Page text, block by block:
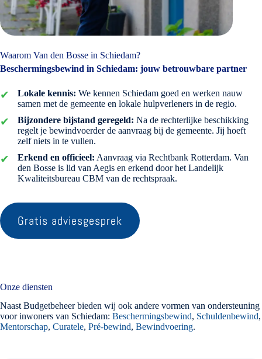
Waarom Van den Bosse in Schiedam?
Beschermingsbewind in Schiedam: jouw betrouwbare partner
Lokale kennis: We kennen Schiedam goed en werken nauw
samen met de gemeente en lokale hulpverleners in de regio.
Bijzondere bijstand geregeld: Na de rechterlijke beschikking
regelt je bewindvoerder de aanvraag bij de gemeente. Jij hoeft
zelf niets in te vullen.
Erkend en officieel: Aanvraag via Rechtbank Rotterdam. Van
den Bosse is lid van Aegis en erkend door het Landelijk
Kwaliteitsbureau CBM van de rechtspraak.
Gratis adviesgesprek
Onze diensten
Naast Budgetbeheer bieden wij ook andere vormen van ondersteuning
voor inwoners van Schiedam: Beschermingsbewind, Schuldenbewind,
Mentorschap, Curatele, Pré-bewind, Bewindvoering.